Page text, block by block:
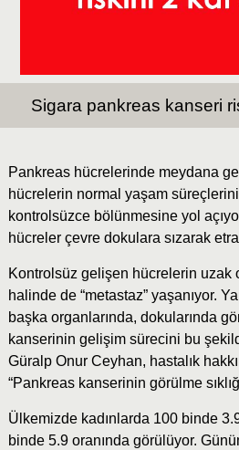
Sigara pankreas kanseri
Pankreas hücrelerinde meydana
hücrelerin normal yaşam
kontrolsüzce bölünmesine yol
hücreler çevre dokulara sızarak
Kontrolsüz gelişen hücrelerin uzak
halinde de “metastaz” yaşanıyor.
başka organlarında, dokularında
kanserinin gelişim sürecini bu
Güralp Onur Ceyhan, hastalık
“Pankreas kanserinin görülme
Ülkemizde kadınlarda 100 binde
binde 5.9 oranında görülüyor.